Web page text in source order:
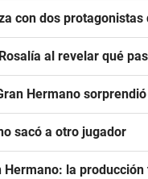
con dos protagonistas
al revelar qué
Hermano
sacó a otro jugador
la